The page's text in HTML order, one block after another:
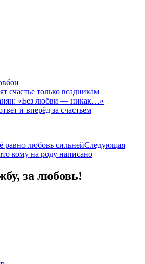
счастье только всадникам
«Без любви — никак…»
и вперёд за счастьем
равно любовь сильнейСледующая
кому на роду написано
за любовь!